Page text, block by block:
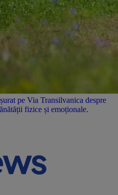
pe Via Transilvanica despre
fizice și emoționale.